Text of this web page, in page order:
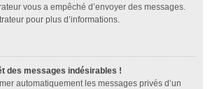
vous a empêché d’envoyer des messages.
pour plus d’informations.
des messages indésirables !
automatiquement les messages privés d’un